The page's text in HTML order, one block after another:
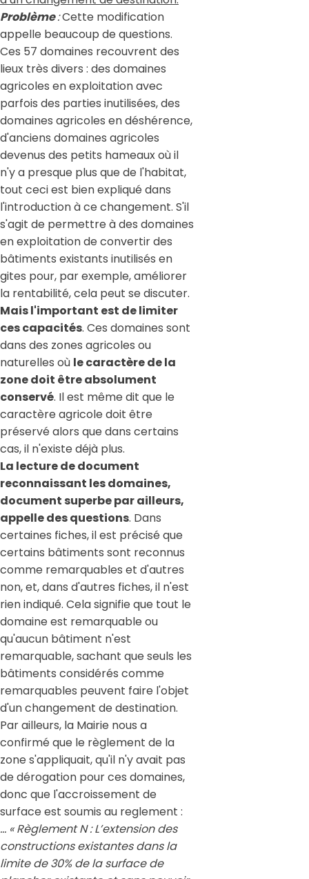
Problème:Cette modification
appelle beaucoup de questions.
Ces 57 domaines recouvrent des
lieux très divers : des domaines
agricoles en exploitation avec
parfois des parties inutilisées, des
domaines agricoles en déshérence,
d'anciens domaines agricoles
devenus des petits hameaux où il
n'y a presque plus que de l'habitat,
tout ceci est bien expliqué dans
l'introduction à ce changement. S'il
s'agit de permettre à des domaines
en exploitation de convertir des
bâtiments existants inutilisés en
gites pour, par exemple, améliorer
la rentabilité, cela peut se discuter.
Mais l'important est de limiter
ces capacités. Ces domaines sont
dans des zones agricoles ou
naturelles où le caractère de la
zone doit être absolument
conservé. Il est même dit que le
caractère agricole doit être
préservé alors que dans certains
cas, il n'existe déjà plus.
La lecture de document
reconnaissant les domaines,
document superbe par ailleurs,
appelle des questions. Dans
certaines fiches, il est précisé que
certains bâtiments sont reconnus
comme remarquables et d'autres
non, et, dans d'autres fiches, il n'est
rien indiqué. Cela signifie que tout le
domaine est remarquable ou
qu'aucun bâtiment n'est
remarquable, sachant que seuls les
bâtiments considérés comme
remarquables peuvent faire l'objet
d'un changement de destination.
Par ailleurs, la Mairie nous a
confirmé que le règlement de la
zone s'appliquait, qu'il n'y avait pas
de dérogation pour ces domaines,
donc que l'accroissement de
surface est soumis au reglement :
… « Règlement N :L’extension des
constructions existantes dans la
limite de 30% de la surface de